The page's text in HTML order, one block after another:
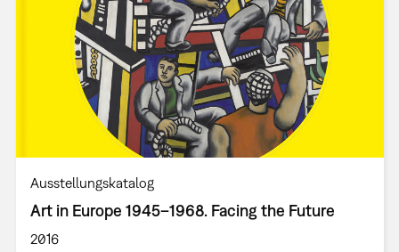
Ausstellungskatalog
Art in Europe 1945–1968. Facing the Future
2016